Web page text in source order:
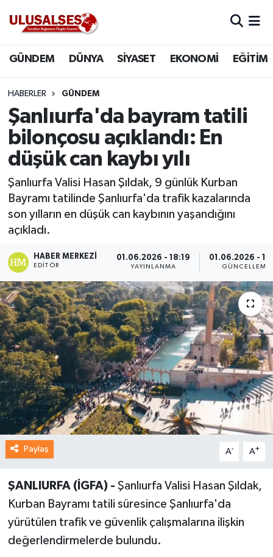
GÜNDEM DÜNYA SİYASET EKONOMİ EĞİTİM
HABERLER GÜNDEM
Şanlıurfa'da bayram tatili
bilonçosu açıklandı: En
düşük can kaybı yılı
Şanlıurfa Valisi Hasan Şıldak, 9 günlük Kurban
Bayramı tatilinde Şanlıurfa'da trafik kazalarında
son yılların en düşük can kaybının yaşandığını
açıkladı.
HABER MERKEZI
EDITÖR
01.06.2026 - 18:19
YAYINLANMA
01.06.2026 -
GÜNCELLEME
Paylaş A- A+
ŞANLIURFA (İGFA) - Şanlıurfa Valisi Hasan Şıldak,
Kurban Bayramı tatili süresince Şanlıurfa'da
yürütülen trafik ve güvenlik çalışmalarına ilişkin
değerlendirmelerde bulundu.
DÜNYA
SİYASET
EKONOMİ
EĞİTİM
SAĞLIK
MAGAZİN
SPOR
Trafik Durumu
Süper Lig Puan Durumu ve Fikstür
Tüm Manşetler
Son Dakika Haberleri
Haber Arşivi